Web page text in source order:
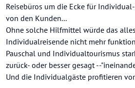
Reisebüros um die Ecke für Individual-
von den Kunden...
Ohne solche Hilfmittel würde das
Individualreisende nicht mehr
Pauschal und Individualtourismus
zurück- oder besser gesagt --
Und die Individualgäste profitieren